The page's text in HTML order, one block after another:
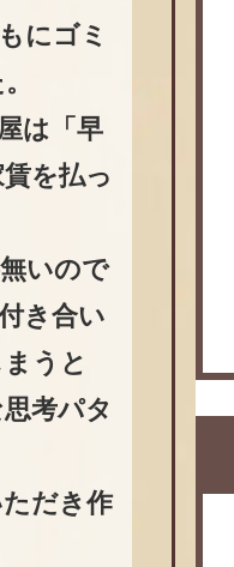
にゴミ
は「早
を払っ
いので
き合い
うと
考パタ
だき作